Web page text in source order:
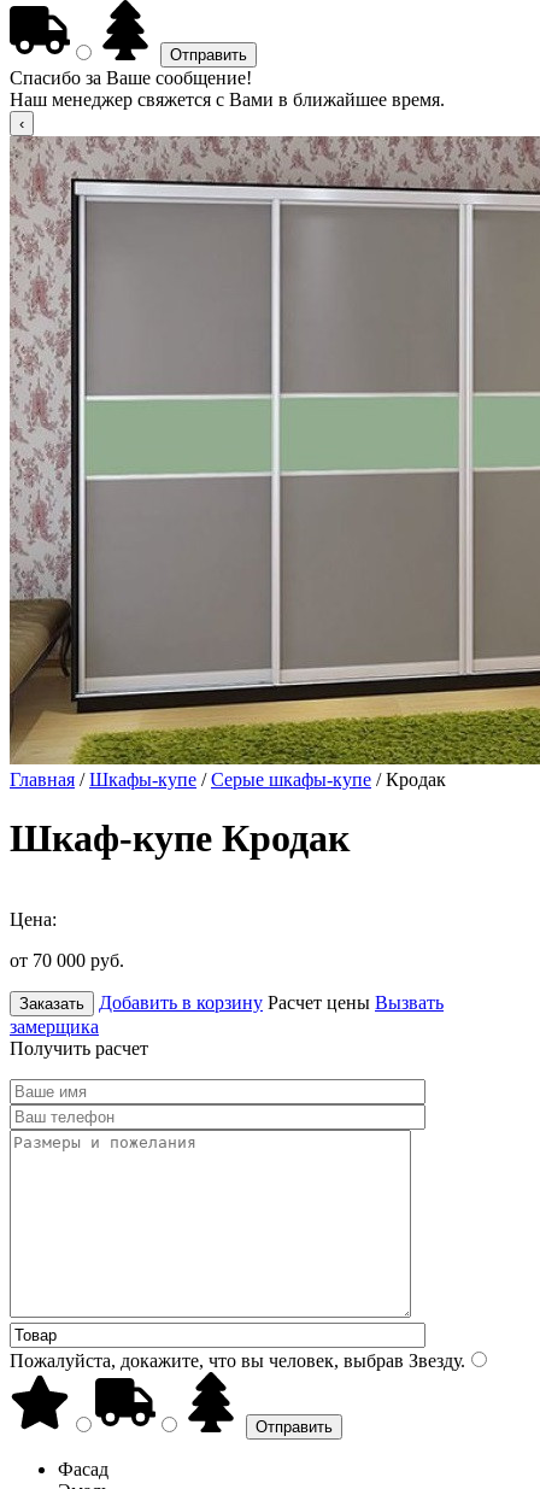
Спасибо за Ваше сообщение!
Наш менеджер свяжется с Вами в ближайшее время.
Главная /Шкафы-купе /Серые шкафы-купе / Кродак
Шкаф-купе Кродак
Цена:
от 70 000 руб.
Заказать Добавить в корзину Расчет цены Вызвать
замерщика
Получить расчет
Пожалуйста, докажите, что вы человек, выбрав Звезду.
Фасад